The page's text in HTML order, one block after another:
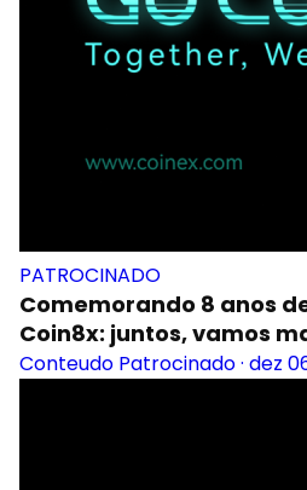
PATROCINADO
Comemorando 8 anos
Coin8x: juntos, vamos
Conteudo Patrocinado· dez